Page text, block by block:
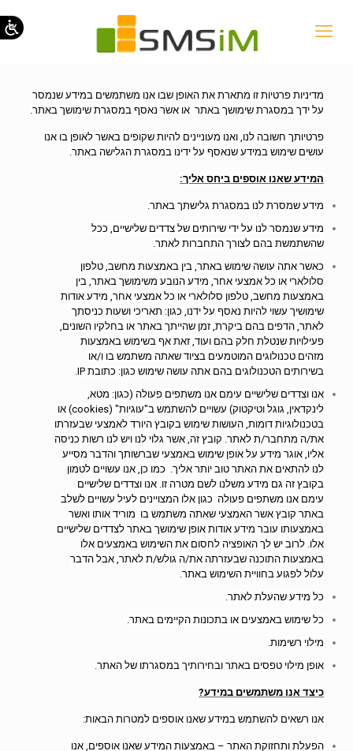
מדיניות פרטיות זו מתארת את האופן שבו אנו משתמשים במידע שנמסר
על ידך במסגרת שימושך באתר או אשר נאסף במסגרת שימושך באתר.
פרטיותך חשובה לנו, ואנו מעוניינים להיות שקופים באשר לאופן בו אנו
עושים שימוש במידע שנאסף על ידינו במסגרת הגלישה באתר.
המידע שאנו אוספים ביחס אליך:
מידע שמסרת לנו במסגרת גלישתך באתר.
מידע שנמסר לנו על ידי שירותים של צדדים שלישיים, ככל
שהשתמשת בהם לצורך התחברות לאתר.
כאשר אתה עושה שימוש באתר, בין באמצעות מחשב, טלפון
סלולארי או כל אמצעי אחר, מידע הנובע משימושך באתר, בין
באמצעות מחשב, טלפון סלולארי או כל אמצעי אחר, מידע אודות
שימושיך עשוי להיות נאסף על ידנו, כגון: תאריכי ושעות כניסתך
לאתר, הדפים בהם ביקרת, זמן שהייתך באתר או בחלקיו השונים,
פעילויות שנטלת חלק בהם ועוד, זאת אף בשימוש באמצעות
מזהים טכנולוגים המוטמעים בציוד שאתה משתמש בו ו/או
בשירותים הטכנולוגים בהם אתה עושה שימוש כגון: כתובת IP.
אנו וצדדים שלישיים עימם אנו משתפים פעולה (כגון: מטא,
לינקדאין, גוגל וטיקטוק) עשויים להשתמש ב"עוגיות" (cookies) או
בטכנולוגיות דומות, העושות שימוש בקובץ היורד לאמצעי שבעזרתו
את/ה מתחבר/ת לאתר. קובץ זה, אשר גלוי לנו ויש לנו רשות כניסה
אליו, אוגר מידע על אופן שימוש באמצעי שברשותך והדבר מסייע
לנו להתאים את האתר טוב יותר אליך. כמו כן, אנו עשויים לטמון
בקובץ זה גם מידע משלנו לשם מטרה זו. אנו וצדדים שלישיים
עימם אנו משתפים פעולה כגון אלו המצויינים לעיל עשויים לשלב
באתר קובץ אשר האמצעי שאתה משתמש בו מוריד אותו ואשר
באמצעותו עובר מידע אודות אופן שימושך באתר לצדדים שלישיים
אלו. לרוב יש לך האופציה לחסום את השימוש באמצעים אלו
באמצעות התוכנה שבעזרתה את/ה גולש/ת לאתר, אבל הדבר
עלול לפגוע בחוויית השימוש באתר.
כל מידע שהעלת לאתר.
כל שימוש באמצעים או בתכונות הקיימים באתר.
מילוי רשימות.
אופן מילוי טפסים באתר ובחירותיך במסגרתו של האתר.
כיצד אנו משתמשים במידע?
אנו רשאים להשתמש במידע שאנו אוספים למטרות הבאות:
הפעלת ותחזוקת האתר – באמצעות המידע שאנו אוספים, אנו